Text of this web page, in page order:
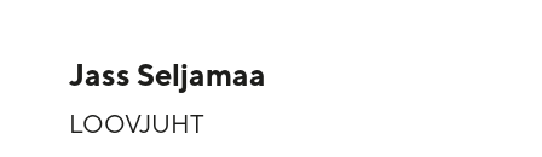
Jass Seljamaa
LOOVJUHT